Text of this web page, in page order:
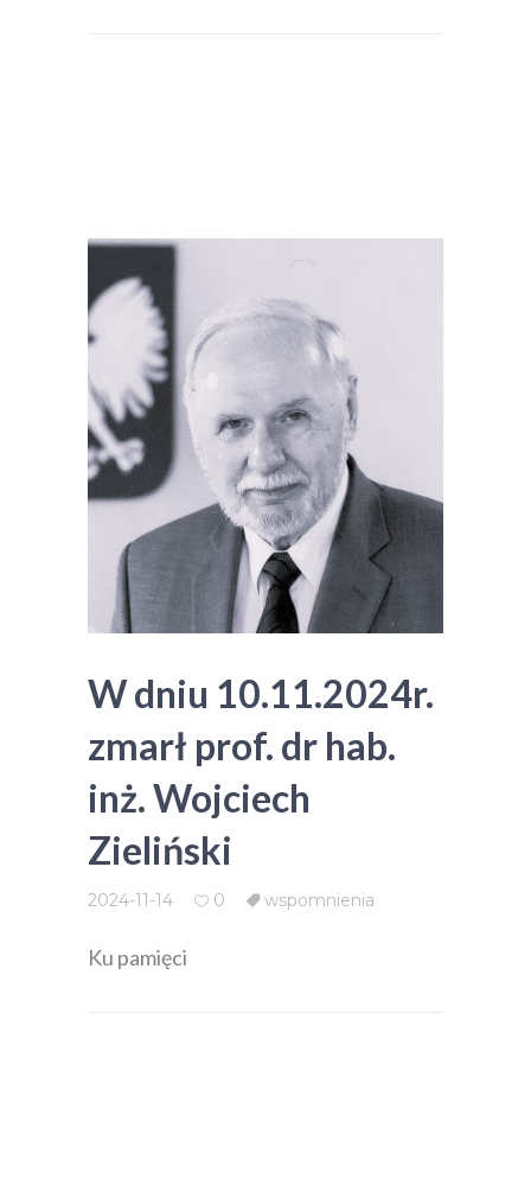
W dniu 10.11.2024r.
zmarł prof. dr hab.
inż. Wojciech
Zieliński
2024-11-14 0 wspomnienia
Ku pamięci